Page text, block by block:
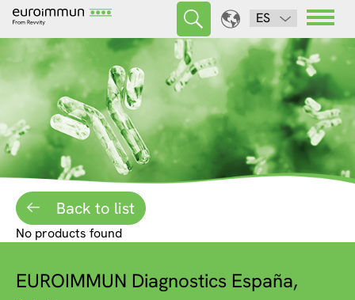
ES
Back to list
No products found
EUROIMMUN Diagnostics España,